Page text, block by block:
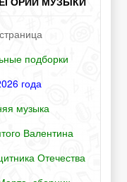
подборки
года
музыка
Валентина
Отечества